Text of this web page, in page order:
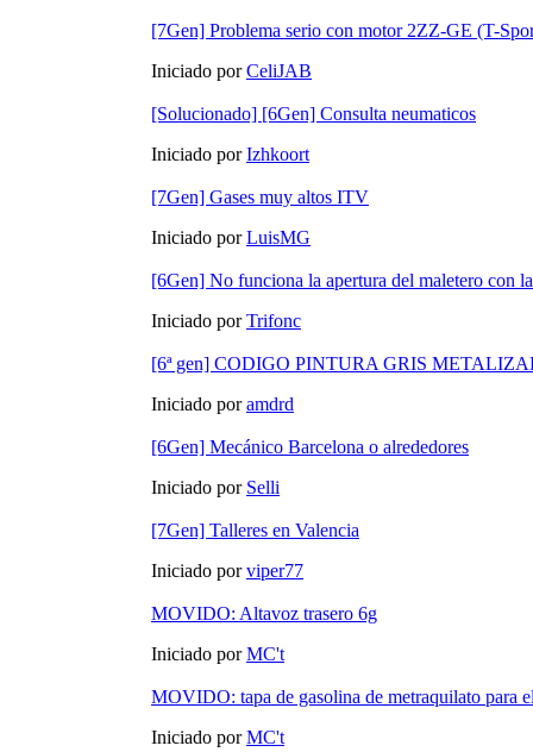
[7Gen] Problema serio con motor 2ZZ-GE (T-
Iniciado porCeliJAB
[Solucionado] [6Gen] Consulta neumaticos
Iniciado porIzhkoort
[7Gen] Gases muy altos ITV
Iniciado porLuisMG
[6Gen] No funciona la apertura del maletero con
Iniciado porTrifonc
[6ª gen] CODIGO PINTURA GRIS
Iniciado poramdrd
[6Gen] Mecánico Barcelona o alrededores
Iniciado por Selli
[7Gen] Talleres en Valencia
Iniciado porviper77
MOVIDO: Altavoz trasero 6g
Iniciado porMC't
MOVIDO: tapa de gasolina de metraquilato para
Iniciado porMC't